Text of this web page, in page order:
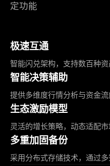
定功能
极速互通
智能闪兑架构，支持数百种
智能决策辅助
提供多维度行情分析与资金
生态激励模型
灵活的增长策略，动态适配
多重加固备份
采用分布式存储技术，通过